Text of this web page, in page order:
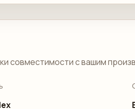
совместимости с вашим